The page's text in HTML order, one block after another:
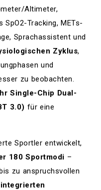
Altimeter,
Tracking, METs-
Sprachassistent und
Zyklus,
und
zu beobachten.
Single-Chip Dual-
3.0) für eine
Sportler entwickelt,
180 Sportmodi –
zu anspruchsvollen
integrierten